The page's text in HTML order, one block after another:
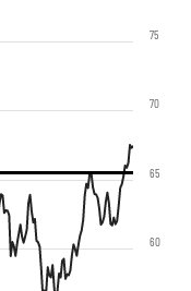
60
65
70
75